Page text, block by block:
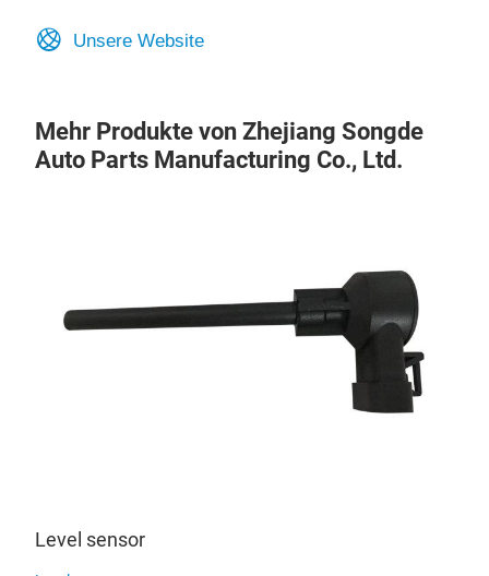
Unsere Website
Mehr Produkte von Zhejiang Songde
Auto Parts Manufacturing Co., Ltd.
Level sensor